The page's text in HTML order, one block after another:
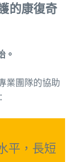
的康復奇
。
業團隊的協助
平，長短